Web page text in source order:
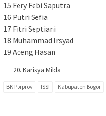
15 Fery Febi Saputra
16 Putri Sefia
17 Fitri Septiani
18 Muhammad Irsyad
19 Aceng Hasan
Karisya Milda
BK Porprov ISSI Kabupaten Bogor